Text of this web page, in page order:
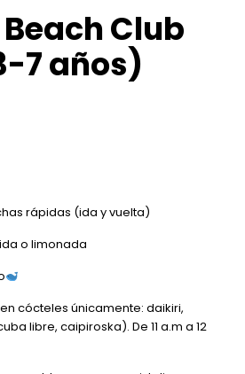
Club
7 años)
rápidas (ida y vuelta)
o limonada
cócteles únicamente: daikiri,
libre, caipiroska). De 11 a.m a 12